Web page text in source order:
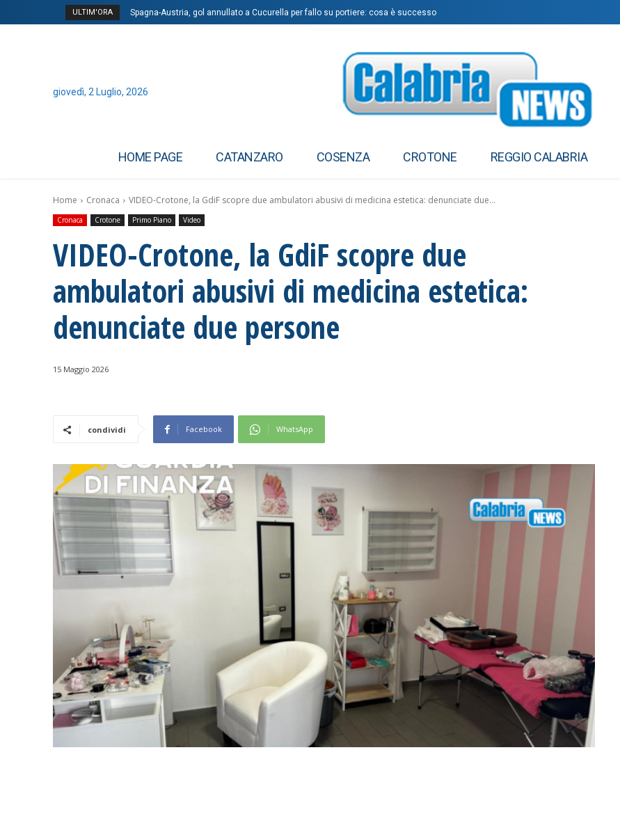
ULTIM'ORA Spagna-Austria, gol annullato a Cucurella per fallo su portiere: cosa è successo
giovedì, 2 Luglio, 2026
HOME PAGE CATANZARO COSENZA CROTONE REGGIO CALABRIA
Home Cronaca VIDEO-Crotone, la GdiF scopre due ambulatori abusivi di medicina estetica: denunciate due...
Cronaca Crotone Primo Piano Video
VIDEO-Crotone, la GdiF scopre due
ambulatori abusivi di medicina estetica:
denunciate due persone
15 Maggio 2026
condividi Facebook WhatsApp